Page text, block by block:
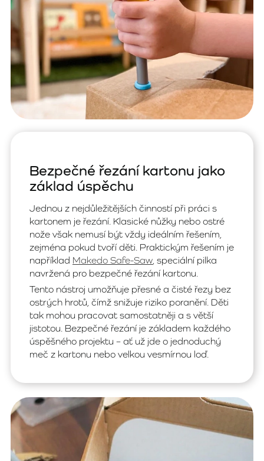
Bezpečné řezání kartonu jako
základ úspěchu
Jednou z nejdůležitějších činností při práci s
kartonem je řezání. Klasické nůžky nebo ostré
nože však nemusí být vždy ideálním řešením,
zejména pokud tvoří děti. Praktickým řešením je
například Makedo Safe-Saw , speciální pilka
navržená pro bezpečné řezání kartonu.
Tento nástroj umožňuje přesné a čisté řezy bez
ostrých hrotů, čímž snižuje riziko poranění. Děti
tak mohou pracovat samostatněji a s větší
jistotou. Bezpečné řezání je základem každého
úspěšného projektu – ať už jde o jednoduchý
meč z kartonu nebo velkou vesmírnou loď.